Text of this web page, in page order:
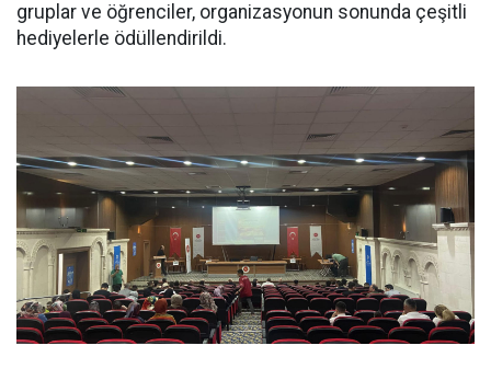
gruplar ve öğrenciler, organizasyonun sonunda çeşitli
hediyelerle ödüllendirildi.